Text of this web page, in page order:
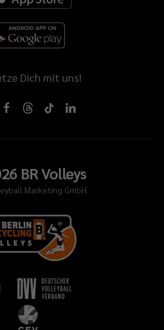
Dich mit uns!
BR Volleys
Marketing GmbH